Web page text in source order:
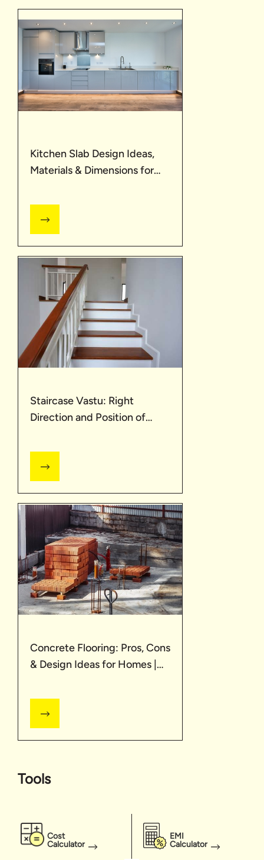
Kitchen Slab Design Ideas,
Materials & Dimensions for
Staircase Vastu: Right
Direction and Position of
Concrete Flooring: Pros, Cons
& Design Ideas for Homes |
Tools
Cost
Calculator
EMI
Calculator